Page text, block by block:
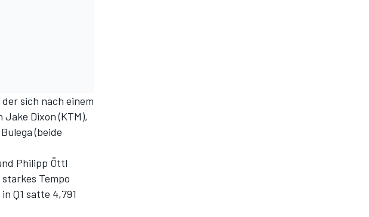
sich nach einem
Dixon (KTM),
(beide
Philipp Öttl
Tempo
Q1 satte 4,791